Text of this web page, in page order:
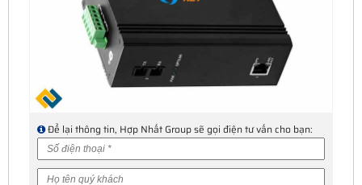
Để lại thông tin, Hợp Nhất Group sẽ gọi điện tư vấn cho bạn: